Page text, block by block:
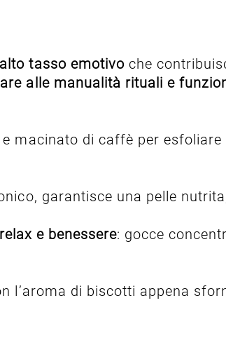
tasso emotivoche
alle manualità rituali e
macinato di caffè per esfoliare
garantisce una pelle
e benessere: gocce
l’aroma di biscotti appena